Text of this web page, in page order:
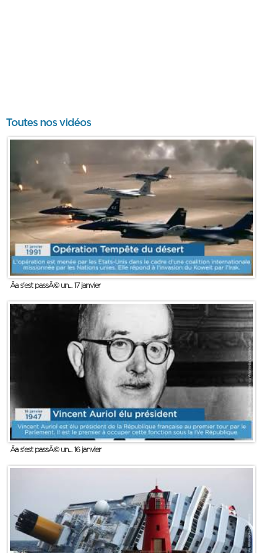
Toutes nos vidéos
Ãa s'est passÃ© un... 17 janvier
Ãa s'est passÃ© un... 16 janvier